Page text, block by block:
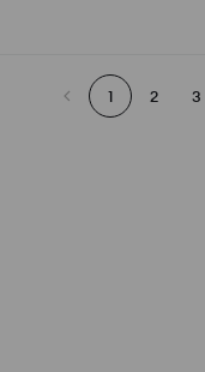
1 2 3